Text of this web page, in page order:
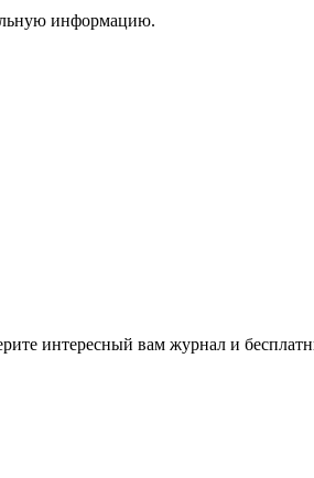
информацию.
интересный вам журнал и